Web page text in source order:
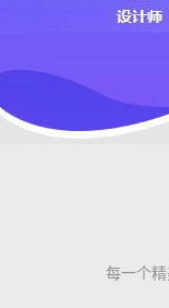
每一个